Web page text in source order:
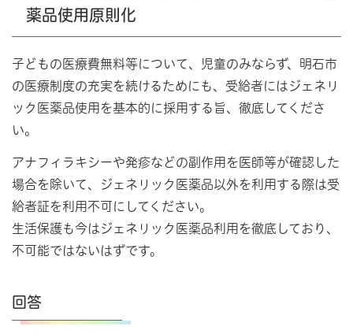
薬品使用原則化
子どもの医療費無料等について、児童のみならず、明石市
の医療制度の充実を続けるためにも、受給者にはジェネリ
ック医薬品使用を基本的に採用する旨、徹底してくださ
い。
アナフィラキシーや発疹などの副作用を医師等が確認した
場合を除いて、ジェネリック医薬品以外を利用する際は受
給者証を利用不可にしてください。
生活保護も今はジェネリック医薬品利用を徹底しており、
不可能ではないはずです。
回答